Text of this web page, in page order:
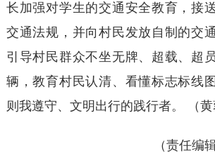
长加强对学生的交通安全教育，接
交通法规，并向村民发放自制的交
引导村民群众不坐无牌、超载、超
辆，教育村民认清、看懂标志标线
则我遵守、文明出行的践行者。 （黄
（责任编